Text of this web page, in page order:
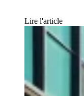
Lire l'article